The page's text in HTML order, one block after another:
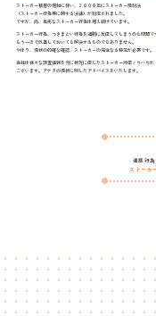
ストーカー被害の増加に伴い、２０００年にストーカー規制法
（ストーカー行為等に関する法律）が制定されました。
ですが、尚、卑劣なストーカー行為は増え続けています。
ストーカー行為、つきまとい行為を過剰に反応してしまうのも問題です
もう一方で放置しておいても解決するものでもありません。
やはり、現状の的確な確認、ストーカーの完全なる特定が必要です。
当社は様々な調査経験を元に状況に応じたストーカー対応ノウハウが
ございます。アナタの現状に則したアドバイスをいたします。
迷惑行
ストーカ